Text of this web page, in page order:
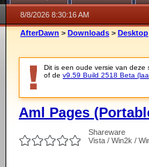
8/8/2026 8:30:16 AM
AfterDawn > Downloads > Desktop
Dit is een oude versie van deze
of de v9.59 Build 2518 Beta
Aml Pages
Shareware
Vista / Win2k /